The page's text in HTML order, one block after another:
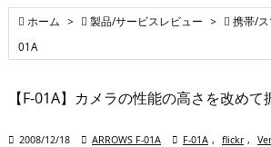
 ホーム >  製品/サービスレビュー >  携帯/ス
01A
【F-01A】カメラの性能の高さを改めて
 2008/12/18  ARROWS F-01A  F-01A , flickr , Ver